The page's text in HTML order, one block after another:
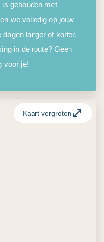
is gehouden met
we volledig op jouw
langer of korter,
in de route? Geen
voor je!
Kaart vergroten